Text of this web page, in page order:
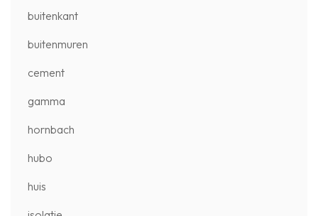
buitenkant
buitenmuren
cement
gamma
hornbach
hubo
huis